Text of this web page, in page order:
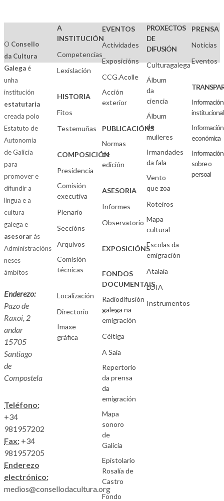
O Consello
da Cultura
Galegaé
unha
institución
estatutaria
creada polo
Estatuto de
Autonomía
de Galicia
para
promover e
difundir a
lingua e a
cultura
galega e
asesorarás
Administracións
neses
ámbitos
Enderezo:
Pazo de
Raxoi, 2
andar
15705
Santiago
de
Compostela
Teléfono:
+34
981957202
Fax: +34
981957205
Enderezo
electrónico:
medios@consellodacultura.org
A
INSTITUCIÓN
Competencias
Lexislación
HISTORIA
Fitos
Testemuñas
COMPOSICIÓN
Presidencia
Comisión
executiva
Plenario
Seccións
Arquivos
Comisión
técnicas
Localización
Directorio
Imaxe
gráfica
EVENTOS
Actividades
Exposicións
CCG.Acolle
Acción
exterior
PUBLICACIÓNS
Normas
de
edición
ASESORIA
Informes
Observatorio
EXPOSICIÓNS
FONDOS
DOCUMENTAIS
Radiodifusión
galega na
emigración
Céltiga
A Saia
Repertorio
da prensa
da
emigración
Mapa
sonoro
de
Galicia
Epistolario
Rosalía de
Castro
Fondo
PROXECTOS
DE
DIFUSIÓN
Culturagalega
Álbum
da
ciencia
Álbum
de
mulleres
Irmandades
da fala
Vento
que zoa
Roteiros
Mapa
cultural
Escolas da
emigración
Atalaia
LOIA
Instrumentos
PRENSA
Noticias
Eventos
Información
institucional
Información
económica
Información
sobre o
persoal